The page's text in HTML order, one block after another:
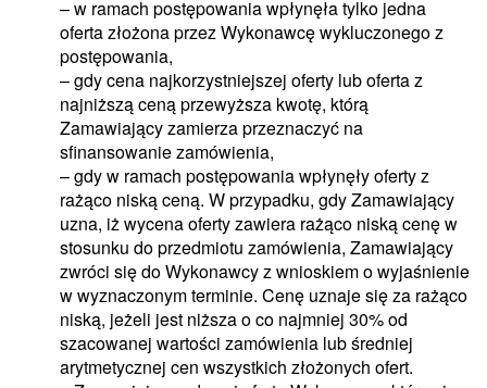
– w ramach postępowania wpłynęła tylko jedna
oferta złożona przez Wykonawcę wykluczonego z
postępowania,
– gdy cena najkorzystniejszej oferty lub oferta z
najniższą ceną przewyższa kwotę, którą
Zamawiający zamierza przeznaczyć na
sfinansowanie zamówienia,
– gdy w ramach postępowania wpłynęły oferty z
rażąco niską ceną. W przypadku, gdy Zamawiający
uzna, iż wycena oferty zawiera rażąco niską cenę w
stosunku do przedmiotu zamówienia, Zamawiający
zwróci się do Wykonawcy z wnioskiem o wyjaśnienie
w wyznaczonym terminie. Cenę uznaje się za rażąco
niską, jeżeli jest niższa o co najmniej 30% od
szacowanej wartości zamówienia lub średniej
arytmetycznej cen wszystkich złożonych ofert.